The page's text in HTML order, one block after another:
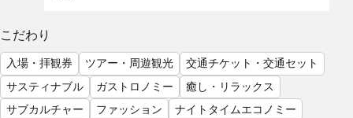
る
気
を
見
る
こだわり
入場・拝観券 ツアー・周遊観光
交通チケット・交通セット
サスティナブル
ガストロノミー
癒し・リラックス
サブカルチャー
ファッション
ナイトタイムエコノミー